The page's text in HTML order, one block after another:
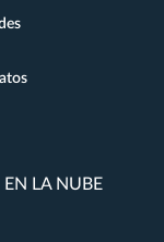
LA NUBE